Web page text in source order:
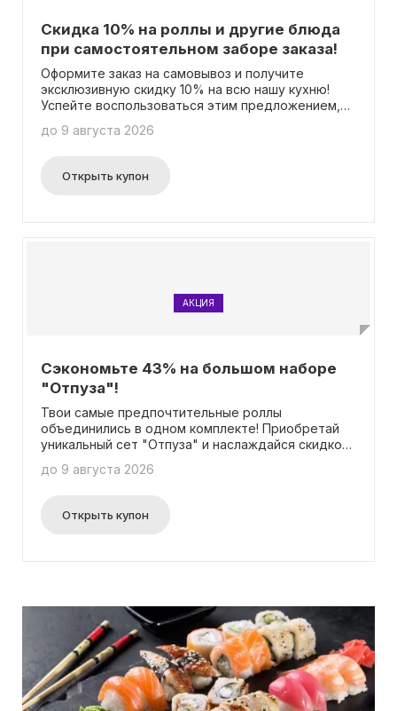
Скидка 10% на роллы и другие блюда
при самостоятельном заборе заказа!
Оформите заказ на самовывоз и получите
эксклюзивную скидку 10% на всю нашу кухню!
Успейте воспользоваться этим предложением,
потребуется ввод промокода – просто
цене.
до 9 августа 2026
Открыть купон
АКЦИЯ
Сэкономьте 43% на большом наборе
"Отпуза"!
Твои самые предпочтительные роллы
объединились в одном комплекте! Приобретай
уникальный сет "Отпуза" и наслаждайся скидкой
до 9 августа 2026
Открыть купон